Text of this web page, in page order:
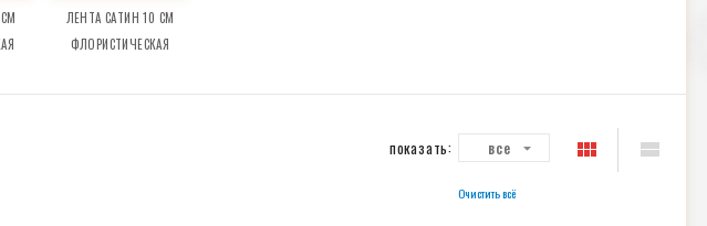
ЛЕНТА САТИН 10 СМ
ФЛОРИСТИЧЕСКАЯ
показать:
все
Очистить всё